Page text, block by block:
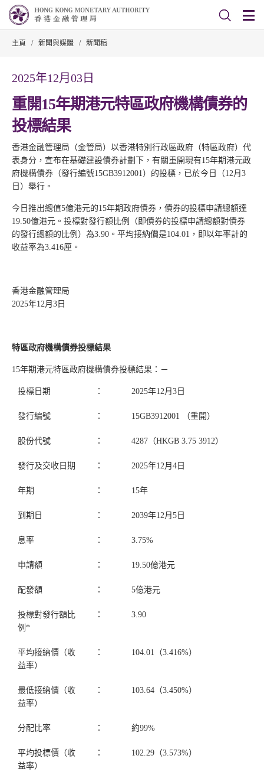
主頁 / 新聞與媒體 / 新聞稿
2025年12月03日
重開15年期港元特區政府機構債券的
投標結果
香港金融管理局（金管局）以香港特別行政區政府（特區政府）代
表身分，宣布在基礎建設債券計劃下，有關重開現有15年期港元政
府機構債券（發行編號15GB3912001）的投標，已於今日（12月3
日）舉行。
今日推出總值5億港元的15年期政府債券，債券的投標申請總額達
19.50億港元。投標對發行額比例（即債券的投標申請總額對債券
的發行總額的比例）為3.90。平均接納價是104.01，即以年率計的
收益率為3.416厘。
香港金融管理局
2025年12月3日
特區政府機構債券投標結果
15年期港元特區政府機構債券投標結果：－
投標日期 ： 2025年12月3日
發行編號 ： 15GB3912001 （重開）
股份代號 ： 4287（HKGB 3.75 3912）
發行及交收日期 ： 2025年12月4日
年期 ： 15年
到期日 ： 2039年12月5日
息率 ： 3.75%
申請額 ： 19.50億港元
配發額 ： 5億港元
投標對發行額比
例*
： 3.90
平均接納價（收
益率）
： 104.01（3.416%）
最低接納價（收
益率）
： 103.64（3.450%）
分配比率 ： 約99%
平均投標價（收
益率）
： 102.29（3.573%）